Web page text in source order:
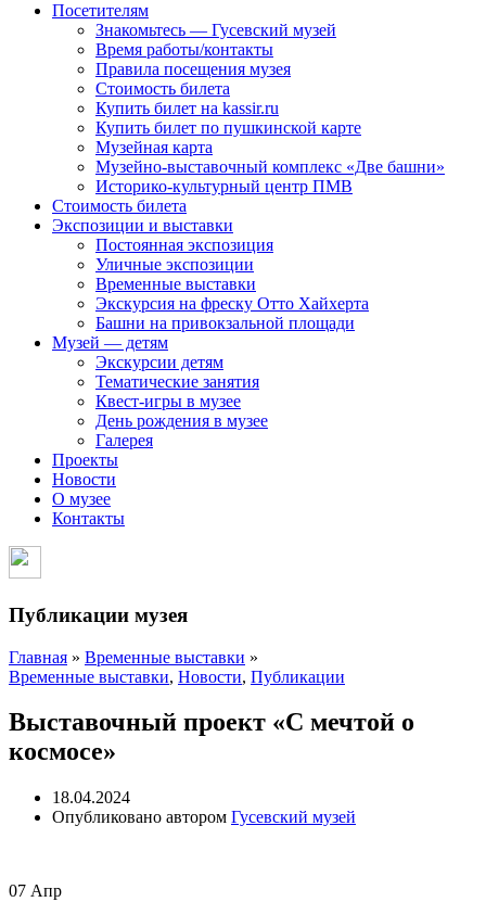
Посетителям
Знакомьтесь — Гусевский музей
Время работы/контакты
Правила посещения музея
Стоимость билета
Купить билет на kassir.ru
Купить билет по пушкинской карте
Музейная карта
Музейно-выставочный комплекс «Две башни»
Историко-культурный центр ПМВ
Стоимость билета
Экспозиции и выставки
Постоянная экспозиция
Уличные экспозиции
Временные выставки
Экскурсия на фреску Отто Хайхерта
Башни на привокзальной площади
Музей — детям
Экскурсии детям
Тематические занятия
Квест-игры в музее
День рождения в музее
Галерея
Проекты
Новости
О музее
Контакты
Публикации музея
Главная » Временные выставки »
Временные выставки, Новости, Публикации
Выставочный проект «С мечтой о
космосе»
18.04.2024
Опубликовано автором Гусевский музей
07 Апр